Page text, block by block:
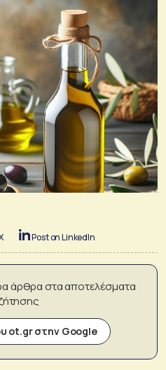
Post on LinkedIn
άρθρα στα αποτελέσματα
ot.gr στην Google